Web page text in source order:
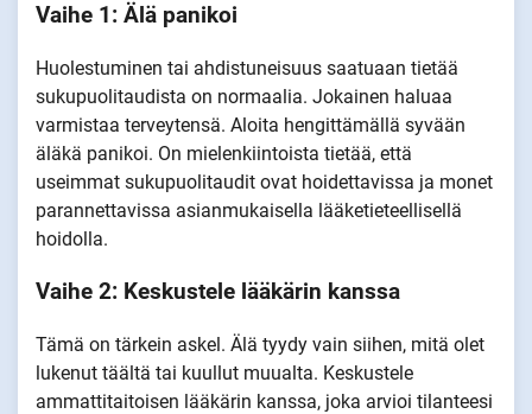
Vaihe 1: Älä panikoi
Huolestuminen tai ahdistuneisuus saatuaan tietää
sukupuolitaudista on normaalia. Jokainen haluaa
varmistaa terveytensä. Aloita hengittämällä syvään
äläkä panikoi. On mielenkiintoista tietää, että
useimmat sukupuolitaudit ovat hoidettavissa ja monet
parannettavissa asianmukaisella lääketieteellisellä
hoidolla.
Vaihe 2: Keskustele lääkärin kanssa
Tämä on tärkein askel. Älä tyydy vain siihen, mitä olet
lukenut täältä tai kuullut muualta. Keskustele
ammattitaitoisen lääkärin kanssa, joka arvioi tilanteesi